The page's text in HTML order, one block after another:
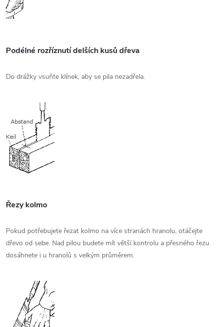
Podélné rozříznutí delších kusů dřeva
Do drážky vsuňte klínek, aby se pila nezadřela.
Řezy kolmo
Pokud potřebujete řezat kolmo na více stranách hranolu, otáčejte
dřevo od sebe. Nad pilou budete mít větší kontrolu a přesného řezu
dosáhnete i u hranolů s velkým průměrem.